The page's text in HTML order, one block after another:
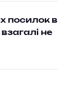
посилок в
не